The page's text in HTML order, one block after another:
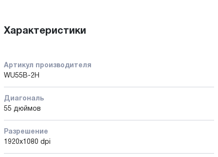
Характеристики
Артикул производителя
WU55B-2H
Диагональ
55 дюймов
Разрешение
1920х1080 dpi